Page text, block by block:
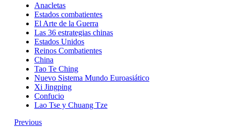
Anacletas
Estados combatientes
El Arte de la Guerra
Las 36 estrategias chinas
Estados Unidos
Reinos Combatientes
China
Tao Te Ching
Nuevo Sistema Mundo Euroasiático
Xi Jingping
Confucio
Lao Tse y Chuang Tze
Previous